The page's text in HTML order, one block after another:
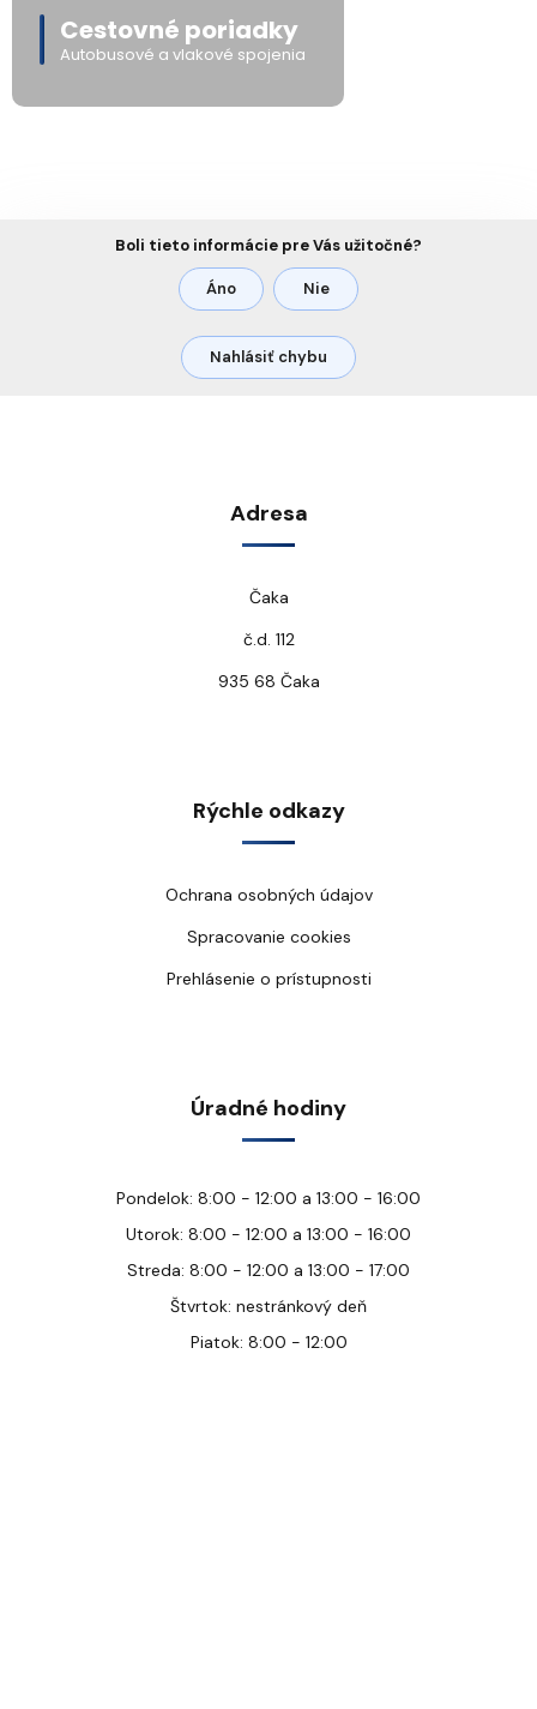
Cestovné poriadky
Autobusové a vlakové spojenia
Boli tieto informácie pre Vás užitočné?
Áno Nie
Nahlásiť chybu
Adresa
Čaka
č.d. 112
935 68 Čaka
Rýchle odkazy
Ochrana osobných údajov
Spracovanie cookies
Prehlásenie o prístupnosti
Úradné hodiny
Pondelok: 8:00 - 12:00 a 13:00 - 16:00
Utorok: 8:00 - 12:00 a 13:00 - 16:00
Streda: 8:00 - 12:00 a 13:00 - 17:00
Štvrtok: nestránkový deň
Piatok: 8:00 - 12:00